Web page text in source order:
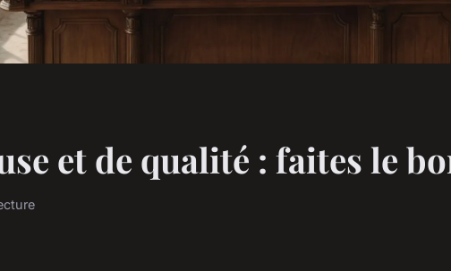
et de qualité : faites le